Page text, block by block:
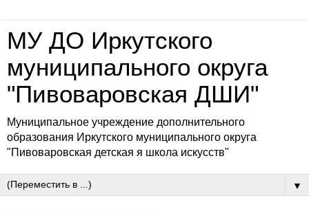
МУ ДО Иркутского
муниципального округа
"Пивоваровская ДШИ"
Муниципальное учреждение дополнительного
образования Иркутского муниципального округа
"Пивоваровская детская я школа искусств"
▼